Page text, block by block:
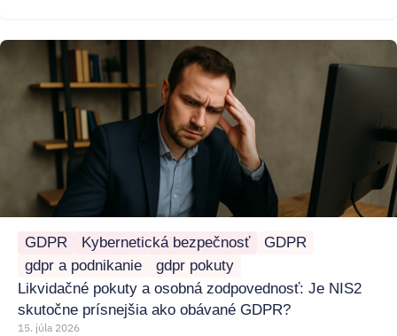
GDPR Kybernetická bezpečnosť
GDPR
gdpr a podnikanie
gdpr pokuty
Likvidačné pokuty a osobná zodpovednosť: Je NIS2
skutočne prísnejšia ako obávané GDPR?
15. júla 2026